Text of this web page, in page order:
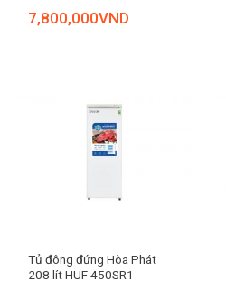
7,800,000VND
Tủ đông đứng Hòa Phát
208 lít HUF 450SR1